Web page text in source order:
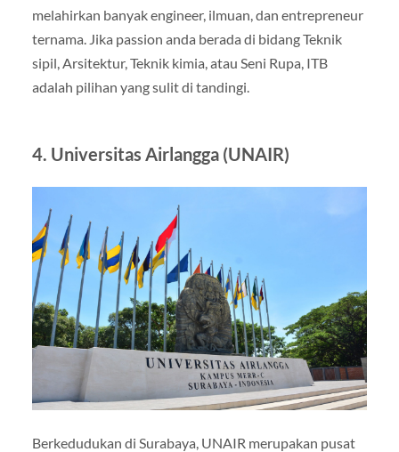
melahirkan banyak engineer, ilmuan, dan entrepreneur
ternama. Jika passion anda berada di bidang Teknik
sipil, Arsitektur, Teknik kimia, atau Seni Rupa, ITB
adalah pilihan yang sulit di tandingi.
4. Universitas Airlangga (UNAIR)
Berkedudukan di Surabaya, UNAIR merupakan pusat